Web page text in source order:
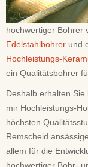
hochwertiger Bohrer
Edelstahlbohrer und
Hochleistungs-
ein Qualitätsbohrer
Deshalb erhalten Sie
mir Hochleistungs-
höchsten
Remscheid
allem für die